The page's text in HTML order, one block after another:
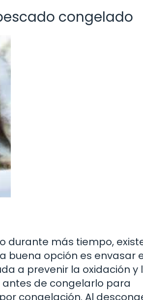
congelado
durante más tiempo,
buena opción es envasar
a prevenir la oxidación y
de congelarlo para
congelación. Al